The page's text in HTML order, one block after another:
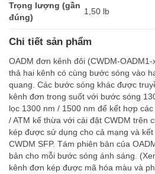
Trọng lượng (gần
đúng)
1,50 lb
Chi tiết sản phẩm
OADM đơn kênh đôi (CWDM-
thả hai kênh có cùng bước sóng vào
quang. Các bước sóng khác được
kênh đơn trong suốt với bước sóng
lọc 1300 nm / 1500 nm để kết hợp
/ ATM kế thừa với cài đặt CWDM trên
kép được sử dụng cho cả mạng và
CWDM SFP. Tám phiên bản của
bản cho mỗi bước sóng ánh sáng.
kênh đơn kép được mã hóa màu và